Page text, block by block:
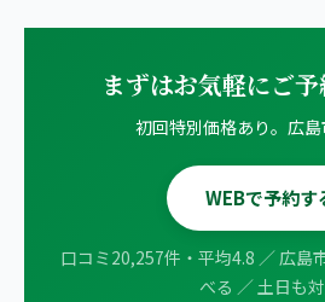
まずはお気軽にご
初回特別価格あり。広島
WEBで予約す
口コミ20,257件・平均4.8 ／ 広島
べる ／ 土日も